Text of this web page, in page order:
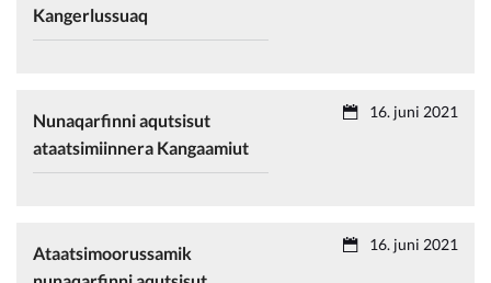
Kangerlussuaq
Nunaqarfinni aqutsisut
ataatsimiinnera Kangaamiut
16. juni 2021
Ataatsimoorussamik
16. juni 2021